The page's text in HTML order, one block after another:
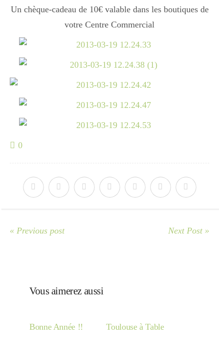
Divers
Semaines Spéciales
cupcake
apéro
Un chèque-cadeau de 10€ valable dans les boutiques de
votre Centre Commercial
0
« Previous post Next Post »
Vous aimerez aussi
Bonne Année !! Toulouse à Table